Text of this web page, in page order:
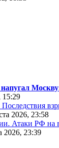
Последствия
2026, 23:58
Атаки РФ
2026, 23:39